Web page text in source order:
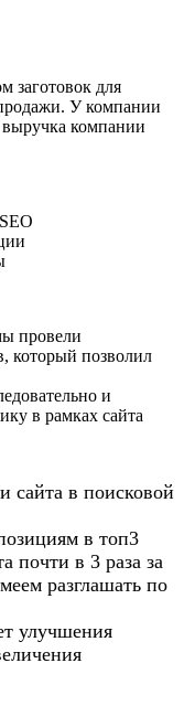
заготовок для
У компании
выручка компании
провели
который позволил
и
в рамках сайта
сайта в поисковой
в топ3
почти в 3 раза за
разглашать по
улучшения